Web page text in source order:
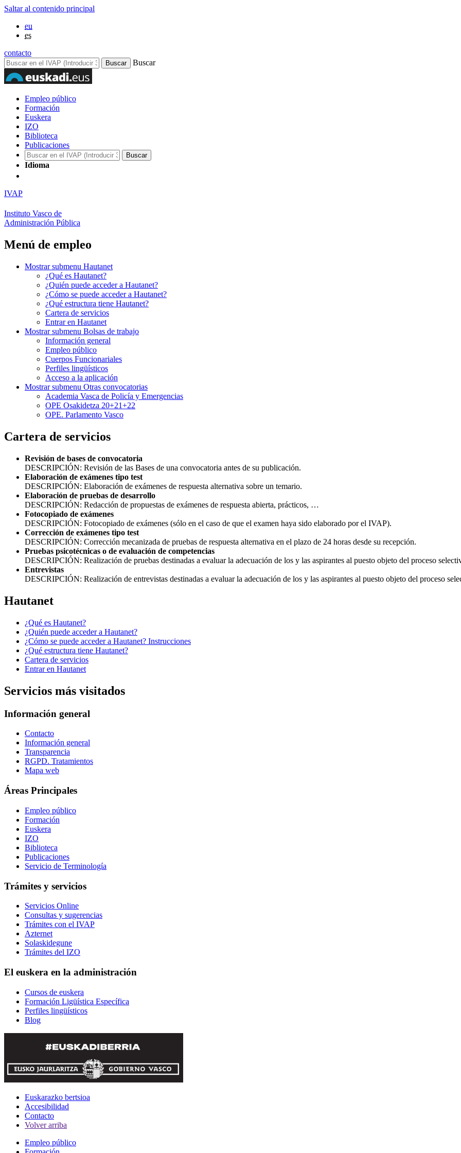
Saltar al contenido principal
eu
es
contacto
Buscar
Empleo público
Formación
Euskera
IZO
Biblioteca
Publicaciones
Idioma
IVAP
Instituto Vasco de
Administración Pública
Menú de empleo
Mostrar submenu Hautanet
¿Qué es Hautanet?
¿Quién puede acceder a Hautanet?
¿Cómo se puede acceder a Hautanet?
¿Qué estructura tiene Hautanet?
Cartera de servicios
Entrar en Hautanet
Mostrar submenu Bolsas de trabajo
Información general
Empleo público
Cuerpos Funcionariales
Perfiles lingüísticos
Acceso a la aplicación
Mostrar submenu Otras convocatorias
Academia Vasca de Policía y Emergencias
OPE Osakidetza 20+21+22
OPE. Parlamento Vasco
Cartera de servicios
Revisión de bases de convocatoria
DESCRIPCIÓN: Revisión de las Bases de una convocatoria antes de su publicación.
Elaboración de exámenes tipo test
DESCRIPCIÓN: Elaboración de exámenes de respuesta alternativa sobre un temario.
Elaboración de pruebas de desarrollo
DESCRIPCIÓN: Redacción de propuestas de exámenes de respuesta abierta, prácticos, …
Fotocopiado de exámenes
DESCRIPCIÓN: Fotocopiado de exámenes (sólo en el caso de que el examen haya sido elaborado por el IVAP).
Corrección de exámenes tipo test
DESCRIPCIÓN: Corrección mecanizada de pruebas de respuesta alternativa en el plazo de 24 horas desde su recepción.
Pruebas psicotécnicas o de evaluación de competencias
DESCRIPCIÓN: Realización de pruebas destinadas a evaluar la adecuación de los y las aspirantes al puesto objeto del proceso
Entrevistas
DESCRIPCIÓN: Realización de entrevistas destinadas a evaluar la adecuación de los y las aspirantes al puesto objeto del proceso
Hautanet
¿Qué es Hautanet?
¿Quién puede acceder a Hautanet?
¿Cómo se puede acceder a Hautanet? Instrucciones
¿Qué estructura tiene Hautanet?
Cartera de servicios
Entrar en Hautanet
Servicios más visitados
Información general
Contacto
Información general
Transparencia
RGPD. Tratamientos
Mapa web
Áreas Principales
Empleo público
Formación
Euskera
IZO
Biblioteca
Publicaciones
Servicio de Terminología
Trámites y servicios
Servicios Online
Consultas y sugerencias
Trámites con el IVAP
Azternet
Solaskidegune
Trámites del IZO
El euskera en la administración
Cursos de euskera
Formación Ligüística Específica
Perfiles lingüísticos
Blog
Euskarazko bertsioa
Accesibilidad
Contacto
Volver arriba
Empleo público